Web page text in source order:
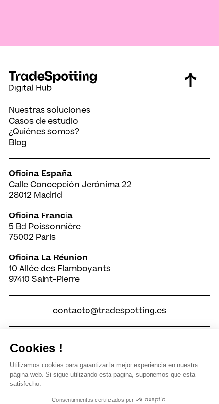
Cookies !
Utilizamos cookies para garantizar la mejor experiencia en nuestra
página web. Si sigue utilizando esta pagina, suponemos que esta
satisfecho.
Consentimientos certificados por
Reels Ads, el nuevo
formato de anuncios de
Instagram
Nuestras soluciones
Casos de estudio
¿Quiénes somos?
Blog
Oficina España
Calle Concepción Jerónima 22
28012 Madrid
Oficina Francia
5 Bd Poissonnière
75002 Paris
Oficina La Réunion
10 Allée des Flamboyants
97410 Saint-Pierre
contacto@tradespotting.es
Condiciones legales